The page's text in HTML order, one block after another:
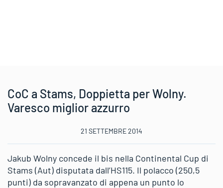
CoC a Stams, Doppietta per Wolny.
Varesco miglior azzurro
21 SETTEMBRE 2014
Jakub Wolny concede il bis nella Continental Cup di
Stams (Aut) disputata dall’HS115. Il polacco (250,5
punti) da sopravanzato di appena un punto lo